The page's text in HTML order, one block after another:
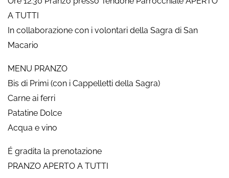
A TUTTI
In collaborazione con i volontari della Sagra di San
Macario
MENU PRANZO
Bis di Primi (con i Cappelletti della Sagra)
Carne ai ferri
Patatine Dolce
Acqua e vino
É gradita la prenotazione
PRANZO APERTO A TUTTI